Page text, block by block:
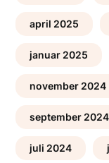
april 2025
januar 2025
november 2024
september 2024
juli 2024